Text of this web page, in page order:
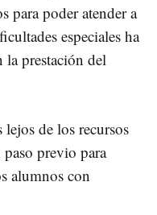
para poder atender a
especiales ha
prestación del
de los recursos
paso previo para
alumnos con